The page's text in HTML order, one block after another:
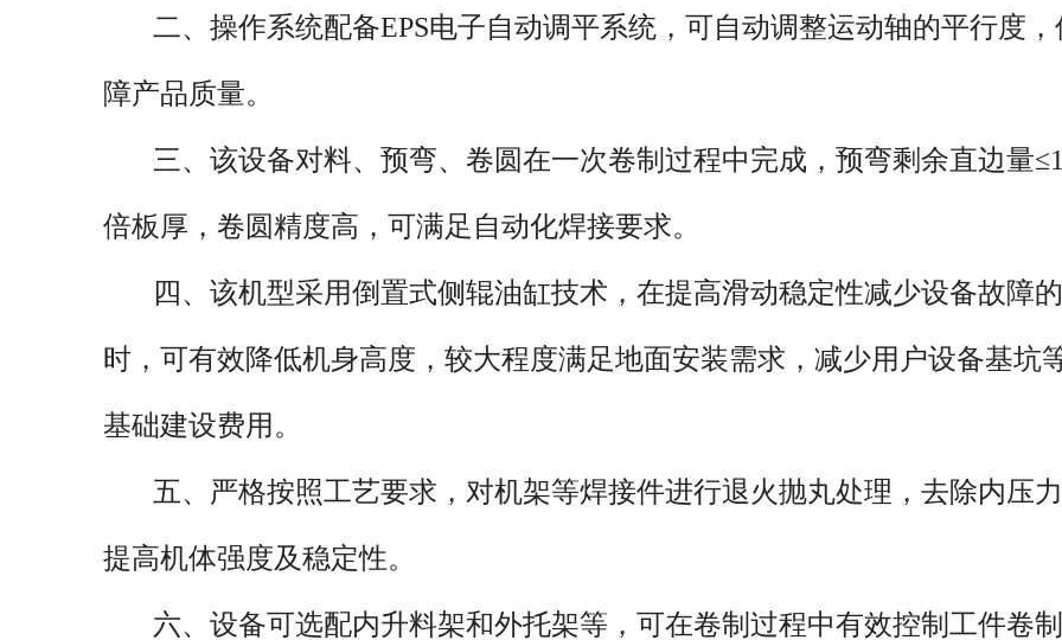
降均采用液压传动，升降位移由计算机控制，自动调平，屏幕显示，翻转轴
体的倾倒和复位采用液压传动，上辊的尾部装有平衡机构，可以方便卸出卷制
锁装置，该机技术水平高，功能全，精度高，操作方便。是能源、交通、石
油、化工、锅炉、造船、水电、金属结构等行业卷制圆形、弧形和锥形工件理
想的机型。
二、操作系统配备EPS电子自动调平系统，可自动调整运动轴的平行度，
障产品质量。
三、该设备对料、预弯、卷圆在一次卷制过程中完成，预弯剩余直边量
倍板厚，卷圆精度高，可满足自动化焊接要求。
四、该机型采用倒置式侧辊油缸技术，在提高滑动稳定性减少设备故障
时，可有效降低机身高度，较大程度满足地面安装需求，减少用户设备基坑
基础建设费用。
五、严格按照工艺要求，对机架等焊接件进行退火抛丸处理，去除内压力
提高机体强度及稳定性。
六、设备可选配内升料架和外托架等，可在卷制过程中有效控制工件卷